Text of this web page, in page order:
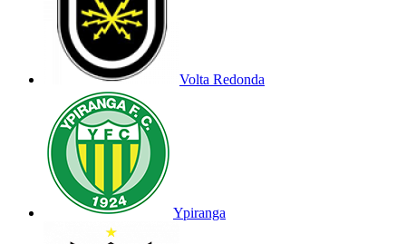
Volta Redonda
Ypiranga